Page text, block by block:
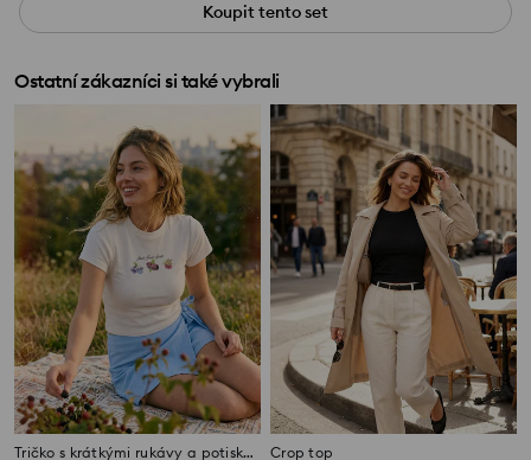
Koupit tento set
Ostatní zákazníci si také vybrali
Tričko s krátkými rukávy a potiskem Crop top